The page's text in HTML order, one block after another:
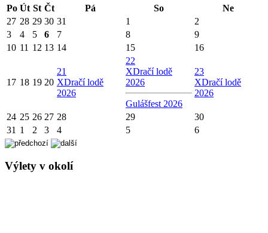
Po Út St Čt Pá So
Ne
27 28 29 30 31 1
2
3
4 5 6 7 8
9
10 11 12 13 14 15 16
17 18 19 20
21
XDračí lodě
2026
22
XDračí lodě
2026
Gulášfest 2026
23
XDračí lodě
2026
24 25 26 27 28 29
30
31 1 2 3 4 5 6
Výlety v okolí